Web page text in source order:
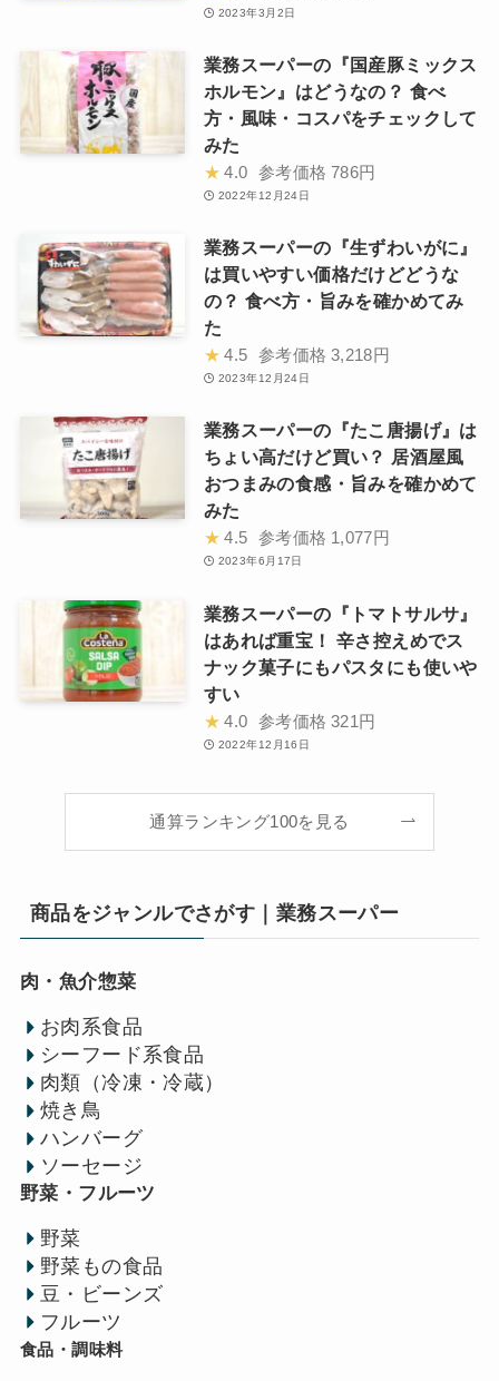
2023年3月2日
業務スーパーの『国産豚ミックス
ホルモン』はどうなの？ 食べ
方・風味・コスパをチェックして
みた
★ 4.0 参考価格 786円
2022年12月24日
業務スーパーの『生ずわいがに』
は買いやすい価格だけどどうな
の？ 食べ方・旨みを確かめてみ
た
★ 4.5 参考価格 3,218円
2023年12月24日
業務スーパーの『たこ唐揚げ』は
ちょい高だけど買い？ 居酒屋風
おつまみの食感・旨みを確かめて
みた
★ 4.5 参考価格 1,077円
2023年6月17日
業務スーパーの『トマトサルサ』
はあれば重宝！ 辛さ控えめでス
ナック菓子にもパスタにも使いや
すい
★ 4.0 参考価格 321円
2022年12月16日
通算ランキング100を見る
商品をジャンルでさがす｜業務スーパー
肉・魚介惣菜
お肉系食品
シーフード系食品
肉類（冷凍・冷蔵）
焼き鳥
ハンバーグ
ソーセージ
野菜・フルーツ
野菜
野菜もの食品
豆・ビーンズ
フルーツ
食品・調味料